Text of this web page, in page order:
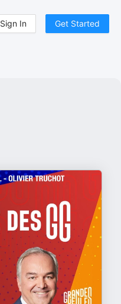
Sign In Get Started